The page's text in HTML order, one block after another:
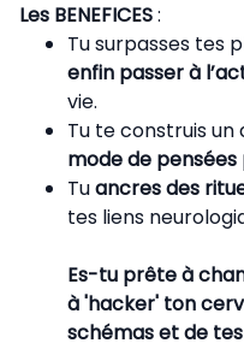
Les BENEFICES:
Tu surpasses tes
enfin passer à
vie.
Tu te construis un
mode de
Tuancres des
tes liens
Es-tu prête à
à 'hacker' ton
schémas et de